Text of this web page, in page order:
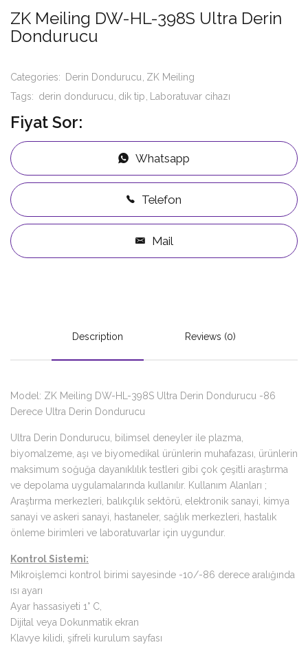
ZK Meiling DW-HL-398S Ultra Derin
Dondurucu
Categories: Derin Dondurucu ZK Meiling
Tags: derin dondurucu dik tip Laboratuvar cihazı
Fiyat Sor:
Whatsapp
Telefon
Mail
Description Reviews (0)
Model: ZK Meiling DW-HL-398S Ultra Derin Dondurucu -86
Derece Ultra Derin Dondurucu
Ultra Derin Dondurucu, bilimsel deneyler ile plazma,
biyomalzeme, aşı ve biyomedikal ürünlerin muhafazası, ürünlerin
maksimum soğuğa dayanıklılık testleri gibi çok çeşitli araştırma
ve depolama uygulamalarında kullanılır. Kullanım Alanları ;
Araştırma merkezleri, balıkçılık sektörü, elektronik sanayi, kimya
sanayi ve askeri sanayi, hastaneler, sağlık merkezleri, hastalık
önleme birimleri ve laboratuvarlar için uygundur.
Kontrol Sistemi:
Mikroişlemci kontrol birimi sayesinde -10/-86 derece aralığında
ısı ayarı
Ayar hassasiyeti 1° C,
Dijital veya Dokunmatik ekran
Klavye kilidi, şifreli kurulum sayfası